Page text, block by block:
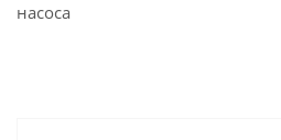
насоса